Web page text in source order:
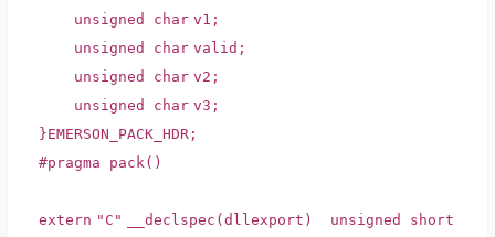
unsigned char v1;
unsigned char valid;
unsigned char v2;
unsigned char v3;
}EMERSON_PACK_HDR;
#pragma pack()
extern "C" __declspec(dllexport) unsigned short